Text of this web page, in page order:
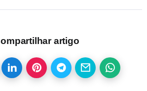
artigo